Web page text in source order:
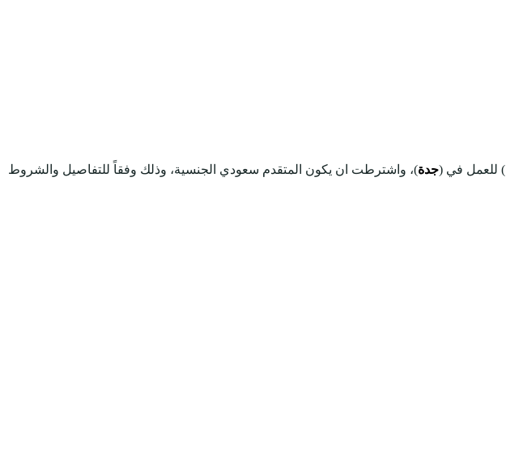
) للعمل في (جدة)، واشترطت ان يكون المتقدم سعودي الجنسية، وذلك وفقاً للتفاصيل والشروط